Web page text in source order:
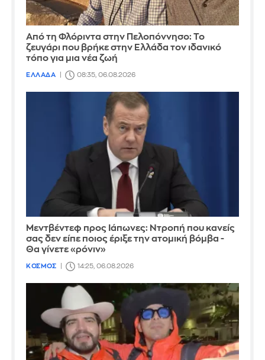
Από τη Φλόριντα στην Πελοπόννησο: Το
ζευγάρι που βρήκε στην Ελλάδα τον ιδανικό
τόπο για μια νέα ζωή
ΕΛΛΑΔΑ 08:35, 06.08.2026
Μεντβέντεφ προς Ιάπωνες: Ντροπή που κανείς
σας δεν είπε ποιος έριξε την ατομική βόμβα -
Θα γίνετε «ρόνιν»
ΚΟΣΜΟΣ 14:25, 06.08.2026